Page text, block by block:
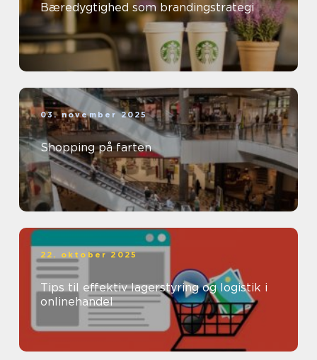
Bæredygtighed som brandingstrategi
03. november 2025
Shopping på farten
22. oktober 2025
Tips til effektiv lagerstyring og logistik i
onlinehandel